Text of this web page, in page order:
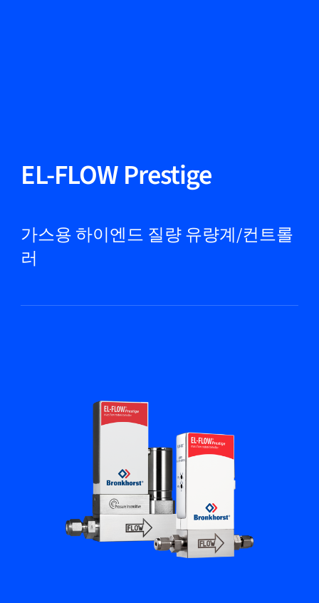
제품
마켓
Bronkhorst
EL-FLOW Prestige
가스용 하이엔드 질량 유량계/컨트롤
러